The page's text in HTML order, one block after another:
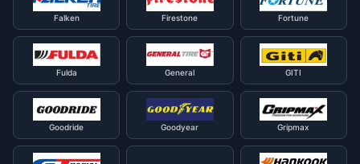
Falken Firestone Fortune
Fulda General GITI
Goodride Goodyear Gripmax